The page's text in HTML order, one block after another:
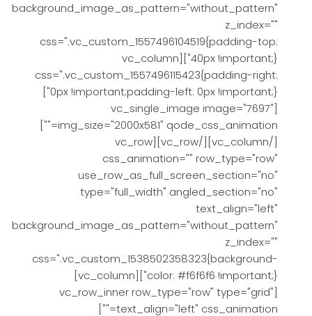
background_image_as_pattern="without_pattern"
z_index=""
css=".vc_custom_1557496104519{padding-top:
40px !important;}"][vc_column
css=".vc_custom_1557496115423{padding-right:
0px !important;padding-left: 0px !important;}"]
[vc_single_image image="7697"
img_size="2000x581" qode_css_animation=""]
[/vc_column][/vc_row][vc_row
css_animation="" row_type="row"
use_row_as_full_screen_section="no"
type="full_width" angled_section="no"
text_align="left"
background_image_as_pattern="without_pattern"
z_index=""
css=".vc_custom_1538502358323{background-
color: #f6f6f6 !important;}"][vc_column]
[vc_row_inner row_type="row" type="grid"
text_align="left" css_animation=""]